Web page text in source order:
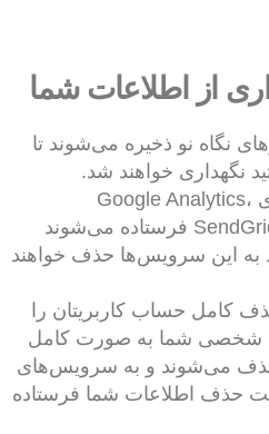
نگاه نو ذخیره می‌شوند تا
نگهداری خواهند شد.
اطلاعاتی که به سرویس‌های Google Analytics،
MixPanel، OneSignal و SendGrid فرستاده می‌شوند
ماه از ورود به این سرویس‌ها حذف خواهند
کامل حساب کاربریتان را
شخصی شما به صورت کامل
حذف می‌شوند و به سرویس‌های
حذف اطلاعات شما فرستاده